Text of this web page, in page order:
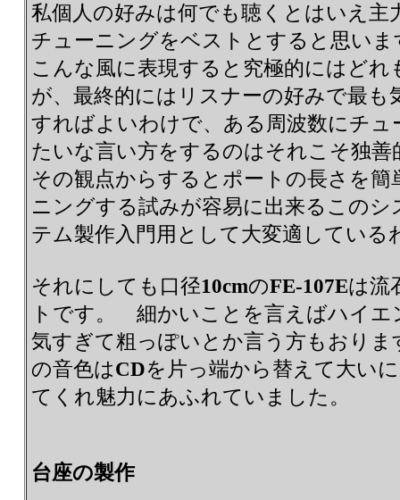
私個人の好みは何でも聴くとはいえ主
チューニングをベストとすると思いま
こんな風に表現すると究極的にはど
が、最終的にはリスナーの好みで最
すればよいわけで、ある周波数にチ
たいな言い方をするのはそれこそ独
その観点からするとポートの長さを
ニングする試みが容易に出来るこの
テム製作入門用として大変適している
それにしても口径10cmのFE-107Eは流
トです。 細かいことを言えばハイエ
気すぎて粗っぽいとか言う方もおり
の音色はCDを片っ端から替えて大い
てくれ魅力にあふれていました。
台座の製作